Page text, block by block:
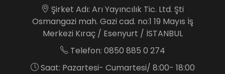
Şirket Adı: Arı Yayıncılık Tic. Ltd. Şti
Osmangazi mah. Gazi cad. no:1 19 Mayıs İş
Merkezi Kıraç / Esenyurt / İSTANBUL
Telefon: 0850 885 0 274
Saat: Pazartesi- Cumartesi/ 8:00- 18:00